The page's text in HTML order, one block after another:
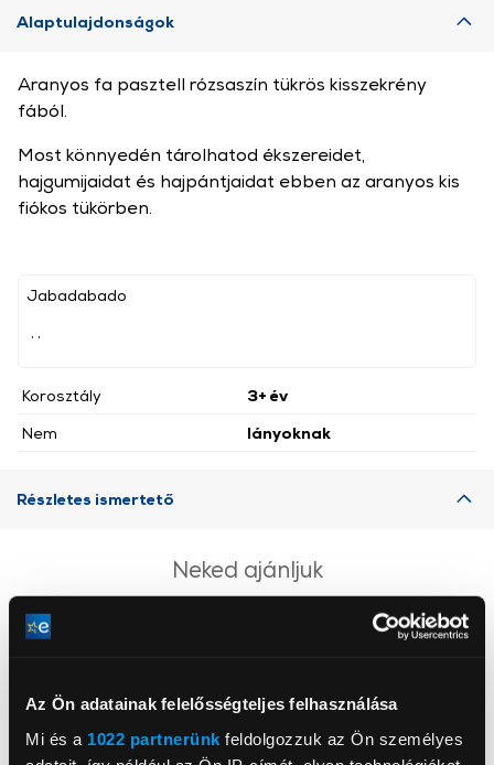
Az Ön adatainak felelősségteljes felhasználása
Mi és a 1022 partnerünk feldolgozzuk az Ön személyes
Alaptulajdonságok
Jabadabado
Korosztály
3+ év
Nem
lányoknak
Aranyos fa pasztell rózsaszín tükrös kisszekrény
fából.
Most könnyedén tárolhatod ékszereidet,
hajgumijaidat és hajpántjaidat ebben az aranyos kis
fiókos tükörben.
Részletes ismertető
Neked ajánljuk